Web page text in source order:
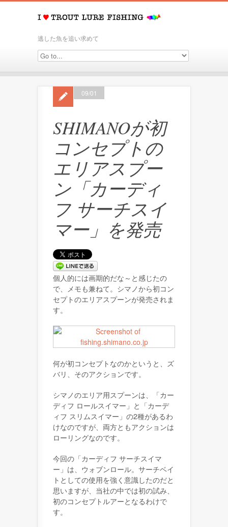
逃した魚を追い求めて
SHIMANOが初
コンセプトの
エリアスプー
ン「カーディ
フ サーチスイ
マー」を発売
09/01
個人的には画期的だな～と感じたの
で、メモも兼ねて。シマノから初コン
セプトのエリアスプーンが発売されま
す。
何が初コンセプトなのかというと、ズ
バリ、そのアクションです。
シマノのエリア用スプーンは、「カー
ディフ ロールスイマー」と「カーデ
ィフ スリムスイマー」の2種があるわ
けなのですが、両方ともアクションは
ローリングなのです。
今回の「カーディフ サーチスイマ
ー」は、ウォブンロール。サーチベイ
トとしての使用を強く意識したのだと
思いますが、当社の中では初の試み、
初のコンセプトルアーとなるわけで
す。